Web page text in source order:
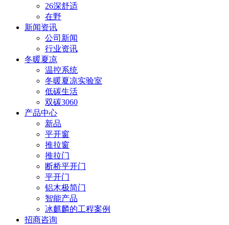
26深舒适
在野
新闻资讯
公司新闻
行业资讯
冬暖夏凉
温控系统
冬暖夏凉实验室
低碳生活
双碳3060
产品中心
新品
平开窗
推拉窗
推拉门
断桥平开门
平开门
铝木极简门
智能产品
冰麒麟的工程案例
招商咨询